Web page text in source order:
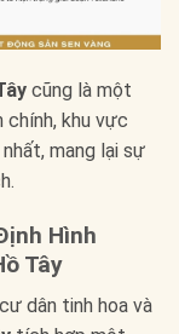
cũng là một
chính, khu vực
mang lại sự
Hình
Tây
dân tinh hoa và